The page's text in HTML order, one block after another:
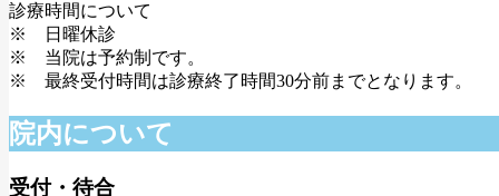
診療時間について
※ 日曜休診
※ 当院は予約制です。
※ 最終受付時間は診療終了時間30分前までとなります。
院内について
受付・待合